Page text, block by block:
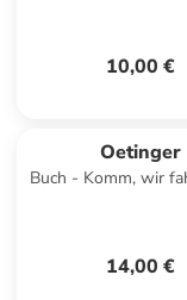
10,00 €
Oetinger
Buch - Komm, wir
14,00 €